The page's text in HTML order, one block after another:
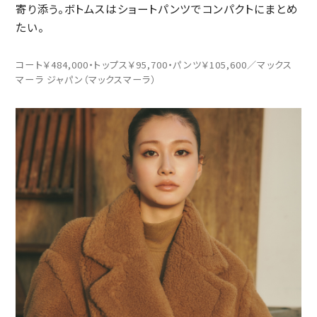
寄り添う。ボトムスはショートパンツでコンパクトにまとめ
たい。
コート￥484,000・トップス￥95,700・パンツ￥105,600／マックス
マーラ ジャパン（マックスマーラ）